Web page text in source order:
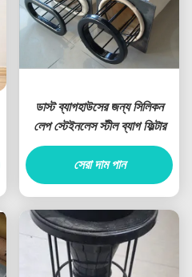
ডাস্ট ব্যাগহাউসের জন্য সিলিকন
লেপ স্টেইনলেস স্টীল ব্যাগ ফিল্টার
সেরা দাম পান